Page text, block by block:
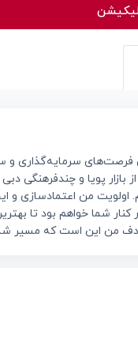
فرصت‌های سرمایه‌گذاری و
پویا و چندفرهنگی
اولویت من اعتمادسازی و
شما خواهم بود تا
هدف من این است که مسیر